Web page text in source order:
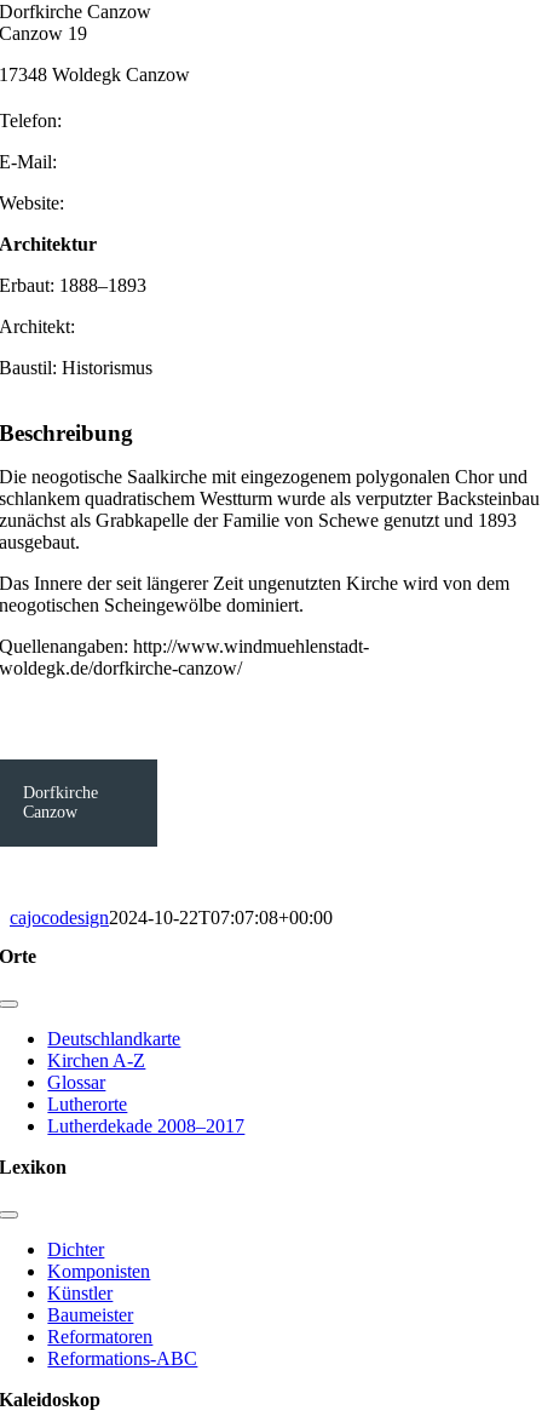
Dorfkirche Canzow
Canzow 19
17348 Woldegk Canzow
Telefon:
E-Mail:
Website:
Architektur
Erbaut: 1888–1893
Architekt:
Baustil: Historismus
Beschreibung
Die neogotische Saalkirche mit eingezogenem polygonalen Chor und
schlankem quadratischem Westturm wurde als verputzter Backsteinbau
zunächst als Grabkapelle der Familie von Schewe genutzt und 1893
ausgebaut.
Das Innere der seit längerer Zeit ungenutzten Kirche wird von dem
neogotischen Scheingewölbe dominiert.
Quellenangaben: http://www.windmuehlenstadt-
woldegk.de/dorfkirche-canzow/
Dorfkirche
Canzow
cajocodesign2024-10-22T07:07:08+00:00
Orte
Toggle
NavigationDeutschlandkarte
Kirchen A-Z
Glossar
Lutherorte
Lutherdekade 2008–2017
Lexikon
Toggle
Navigation
Dichter
Komponisten
Künstler
Baumeister
Reformatoren
Reformations-ABC
Kaleidoskop